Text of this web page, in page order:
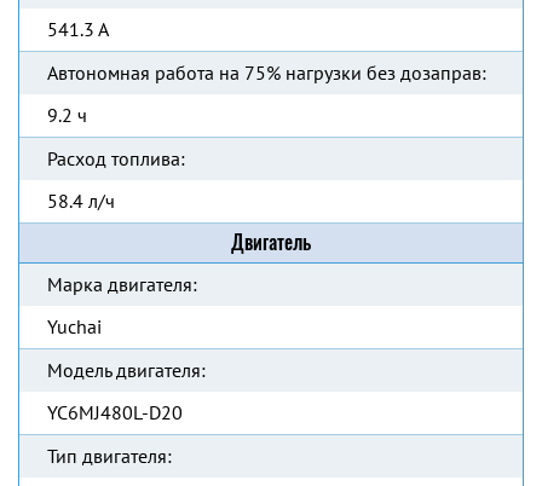
541.3 А
Автономная работа на 75% нагрузки без дозаправ:
9.2 ч
Расход топлива:
58.4 л/ч
Двигатель
Марка двигателя:
Yuchai
Модель двигателя:
YC6MJ480L-D20
Тип двигателя: